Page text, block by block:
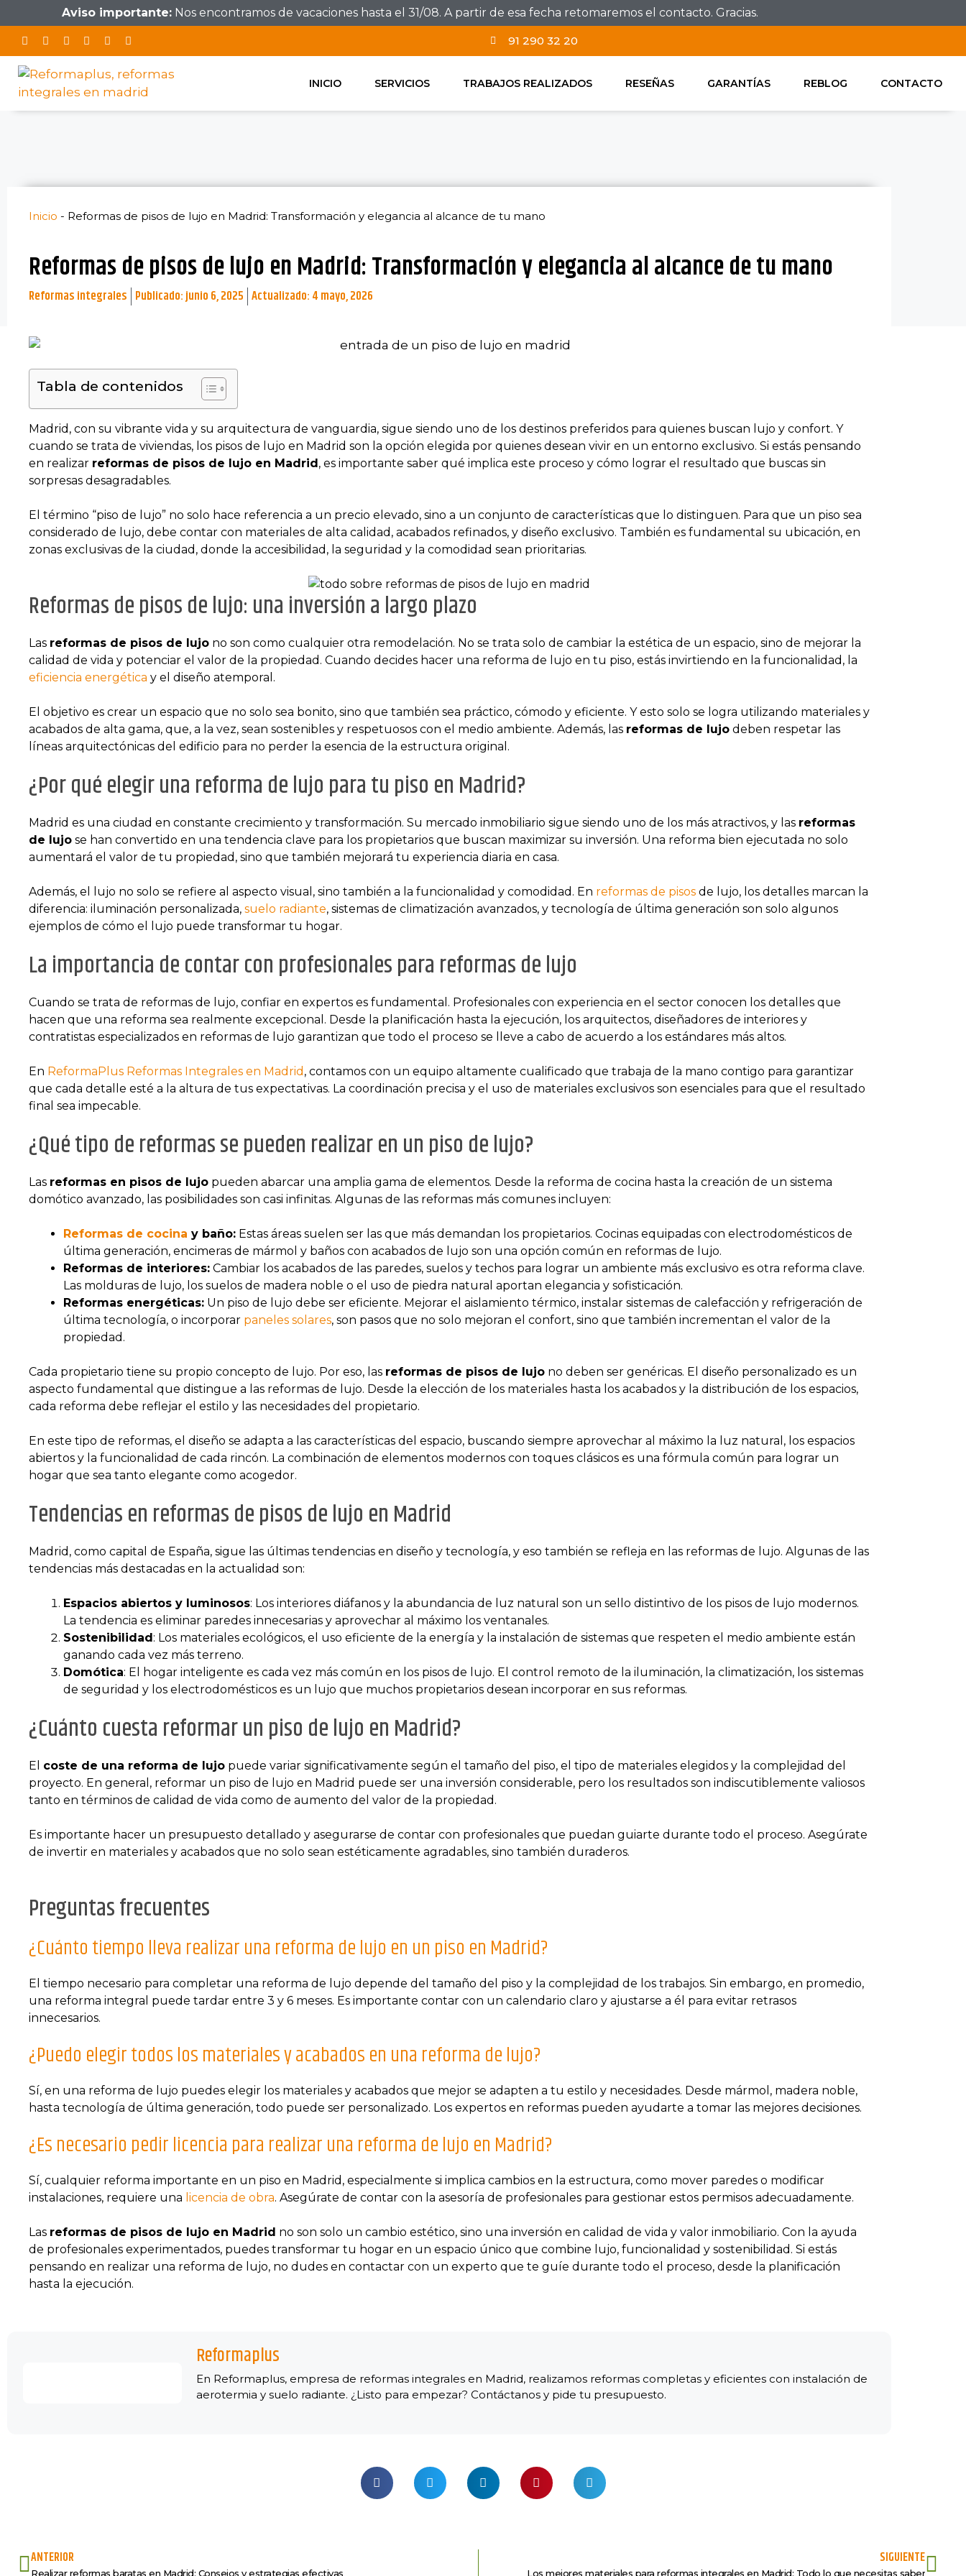
Aviso importante:Nos encontramos de vacaciones hasta el 31/08. A partir de esa fecha retomaremos el contacto. Gracias.
91 290 32 20
INICIO SERVICIOS TRABAJOS REALIZADOS RESEÑAS GARANTÍAS REBLOG CONTACTO
Inicio - Reformas de pisos de lujo en Madrid: Transformación y elegancia al alcance de tu mano
Reformas de pisos de lujo en Madrid: Transformación y elegancia al alcance de tu mano
Reformas integrales Publicado:junio 6, 2025 Actualizado: 4 mayo, 2026
Tabla de contenidos
Madrid, con su vibrante vida y su arquitectura de vanguardia, sigue siendo uno de los destinos preferidos para quienes buscan lujo y confort. Y
cuando se trata de viviendas, los pisos de lujo en Madrid son la opción elegida por quienes desean vivir en un entorno exclusivo. Si estás pensando
en realizar reformas de pisos de lujo en Madrid, es importante saber qué implica este proceso y cómo lograr el resultado que buscas sin
sorpresas desagradables.
El término “piso de lujo” no solo hace referencia a un precio elevado, sino a un conjunto de características que lo distinguen. Para que un piso sea
considerado de lujo, debe contar con materiales de alta calidad, acabados refinados, y diseño exclusivo. También es fundamental su ubicación, en
zonas exclusivas de la ciudad, donde la accesibilidad, la seguridad y la comodidad sean prioritarias.
Reformas de pisos de lujo: una inversión a largo plazo
Las reformas de pisos de lujo no son como cualquier otra remodelación. No se trata solo de cambiar la estética de un espacio, sino de mejorar la
calidad de vida y potenciar el valor de la propiedad. Cuando decides hacer una reforma de lujo en tu piso, estás invirtiendo en la funcionalidad, la
eficiencia energética y el diseño atemporal.
El objetivo es crear un espacio que no solo sea bonito, sino que también sea práctico, cómodo y eficiente. Y esto solo se logra utilizando materiales y
acabados de alta gama, que, a la vez, sean sostenibles y respetuosos con el medio ambiente. Además, las reformas de lujo deben respetar las
líneas arquitectónicas del edificio para no perder la esencia de la estructura original.
¿Por qué elegir una reforma de lujo para tu piso en Madrid?
Madrid es una ciudad en constante crecimiento y transformación. Su mercado inmobiliario sigue siendo uno de los más atractivos, y las reformas
de lujo se han convertido en una tendencia clave para los propietarios que buscan maximizar su inversión. Una reforma bien ejecutada no solo
aumentará el valor de tu propiedad, sino que también mejorará tu experiencia diaria en casa.
Además, el lujo no solo se refiere al aspecto visual, sino también a la funcionalidad y comodidad. En reformas de pisos de lujo, los detalles marcan la
diferencia: iluminación personalizada, suelo radiante, sistemas de climatización avanzados, y tecnología de última generación son solo algunos
ejemplos de cómo el lujo puede transformar tu hogar.
La importancia de contar con profesionales para reformas de lujo
Cuando se trata de reformas de lujo, confiar en expertos es fundamental. Profesionales con experiencia en el sector conocen los detalles que
hacen que una reforma sea realmente excepcional. Desde la planificación hasta la ejecución, los arquitectos, diseñadores de interiores y
contratistas especializados en reformas de lujo garantizan que todo el proceso se lleve a cabo de acuerdo a los estándares más altos.
En ReformaPlus Reformas Integrales en Madrid , contamos con un equipo altamente cualificado que trabaja de la mano contigo para garantizar
que cada detalle esté a la altura de tus expectativas. La coordinación precisa y el uso de materiales exclusivos son esenciales para que el resultado
final sea impecable.
¿Qué tipo de reformas se pueden realizar en un piso de lujo?
Las reformas en pisos de lujo pueden abarcar una amplia gama de elementos. Desde la reforma de cocina hasta la creación de un sistema
domótico avanzado, las posibilidades son casi infinitas. Algunas de las reformas más comunes incluyen:
Reformas de cocina y baño: Estas áreas suelen ser las que más demandan los propietarios. Cocinas equipadas con electrodomésticos de
última generación, encimeras de mármol y baños con acabados de lujo son una opción común en reformas de lujo.
Reformas de interiores: Cambiar los acabados de las paredes, suelos y techos para lograr un ambiente más exclusivo es otra reforma clave.
Las molduras de lujo, los suelos de madera noble o el uso de piedra natural aportan elegancia y sofisticación.
Reformas energéticas: Un piso de lujo debe ser eficiente. Mejorar el aislamiento térmico, instalar sistemas de calefacción y refrigeración de
última tecnología, o incorporar paneles solares, son pasos que no solo mejoran el confort, sino que también incrementan el valor de la
propiedad.
Cada propietario tiene su propio concepto de lujo. Por eso, las reformas de pisos de lujo no deben ser genéricas. El diseño personalizado es un
aspecto fundamental que distingue a las reformas de lujo. Desde la elección de los materiales hasta los acabados y la distribución de los espacios,
cada reforma debe reflejar el estilo y las necesidades del propietario.
En este tipo de reformas, el diseño se adapta a las características del espacio, buscando siempre aprovechar al máximo la luz natural, los espacios
abiertos y la funcionalidad de cada rincón. La combinación de elementos modernos con toques clásicos es una fórmula común para lograr un
hogar que sea tanto elegante como acogedor.
Tendencias en reformas de pisos de lujo en Madrid
Madrid, como capital de España, sigue las últimas tendencias en diseño y tecnología, y eso también se refleja en las reformas de lujo. Algunas de las
tendencias más destacadas en la actualidad son:
Espacios abiertos y luminosos: Los interiores diáfanos y la abundancia de luz natural son un sello distintivo de los pisos de lujo modernos.
La tendencia es eliminar paredes innecesarias y aprovechar al máximo los ventanales.
Sostenibilidad: Los materiales ecológicos, el uso eficiente de la energía y la instalación de sistemas que respeten el medio ambiente están
ganando cada vez más terreno.
Domótica: El hogar inteligente es cada vez más común en los pisos de lujo. El control remoto de la iluminación, la climatización, los sistemas
de seguridad y los electrodomésticos es un lujo que muchos propietarios desean incorporar en sus reformas.
¿Cuánto cuesta reformar un piso de lujo en Madrid?
El coste de una reforma de lujo puede variar significativamente según el tamaño del piso, el tipo de materiales elegidos y la complejidad del
proyecto. En general, reformar un piso de lujo en Madrid puede ser una inversión considerable, pero los resultados son indiscutiblemente valiosos
tanto en términos de calidad de vida como de aumento del valor de la propiedad.
Es importante hacer un presupuesto detallado y asegurarse de contar con profesionales que puedan guiarte durante todo el proceso. Asegúrate
de invertir en materiales y acabados que no solo sean estéticamente agradables, sino también duraderos.
Preguntas frecuentes
¿Cuánto tiempo lleva realizar una reforma de lujo en un piso en Madrid?
El tiempo necesario para completar una reforma de lujo depende del tamaño del piso y la complejidad de los trabajos. Sin embargo, en promedio,
una reforma integral puede tardar entre 3 y 6 meses. Es importante contar con un calendario claro y ajustarse a él para evitar retrasos
innecesarios.
¿Puedo elegir todos los materiales y acabados en una reforma de lujo?
Sí, en una reforma de lujo puedes elegir los materiales y acabados que mejor se adapten a tu estilo y necesidades. Desde mármol, madera noble,
hasta tecnología de última generación, todo puede ser personalizado. Los expertos en reformas pueden ayudarte a tomar las mejores decisiones.
¿Es necesario pedir licencia para realizar una reforma de lujo en Madrid?
Sí, cualquier reforma importante en un piso en Madrid, especialmente si implica cambios en la estructura, como mover paredes o modificar
instalaciones, requiere una licencia de obra. Asegúrate de contar con la asesoría de profesionales para gestionar estos permisos adecuadamente.
Las reformas de pisos de lujo en Madrid no son solo un cambio estético, sino una inversión en calidad de vida y valor inmobiliario. Con la ayuda
de profesionales experimentados, puedes transformar tu hogar en un espacio único que combine lujo, funcionalidad y sostenibilidad. Si estás
pensando en realizar una reforma de lujo, no dudes en contactar con un experto que te guíe durante todo el proceso, desde la planificación
hasta la ejecución.
Reformaplus
En Reformaplus, empresa de reformas integrales en Madrid, realizamos reformas completas y eficientes con instalación de
aerotermia y suelo radiante. ¿Listo para empezar? Contáctanos y pide tu presupuesto.
ANTERIOR
Realizar reformas baratas en Madrid: Consejos y estrategias efectivas
SIGUIENTE
Los mejores materiales para reformas integrales en Madrid: Todo lo que necesitas saber